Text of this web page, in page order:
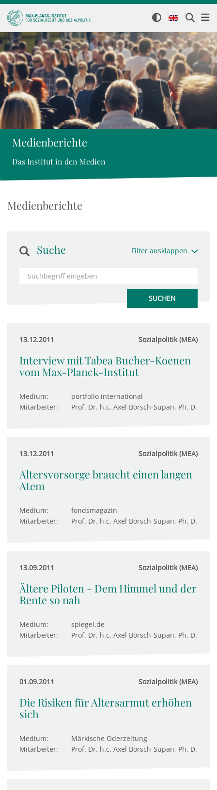
Medienberichte
Das Institut in den Medien
Medienberichte
Suche Filter ausklappen
13.12.2011 Sozialpolitik (MEA)
Interview mit Tabea Bucher-Koenen
vom Max-Planck-Institut
Medium:
portfolio international
Mitarbeiter:
Prof. Dr. h.c. Axel Börsch-Supan, Ph. D.
13.12.2011 Sozialpolitik (MEA)
Altersvorsorge braucht einen langen
Atem
Medium:
fondsmagazin
Mitarbeiter:
Prof. Dr. h.c. Axel Börsch-Supan, Ph. D.
13.09.2011 Sozialpolitik (MEA)
Ältere Piloten - Dem Himmel und der
Rente so nah
Medium:
spiegel.de
Mitarbeiter:
Prof. Dr. h.c. Axel Börsch-Supan, Ph. D.
01.09.2011 Sozialpolitik (MEA)
Die Risiken für Altersarmut erhöhen
sich
Medium:
Märkische Oderzeitung
Mitarbeiter:
Prof. Dr. h.c. Axel Börsch-Supan, Ph. D.